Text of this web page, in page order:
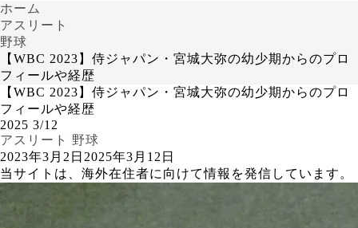
ホーム
アスリート
野球
【WBC 2023】侍ジャパン・宮城大弥の幼少期からのプロ
フィールや経歴
【WBC 2023】侍ジャパン・宮城大弥の幼少期からのプロ
フィールや経歴
2025 3/12
アスリート 野球
2023年3月2日 2025年3月12日
当サイトは、海外在住者に向けて情報を発信しています。